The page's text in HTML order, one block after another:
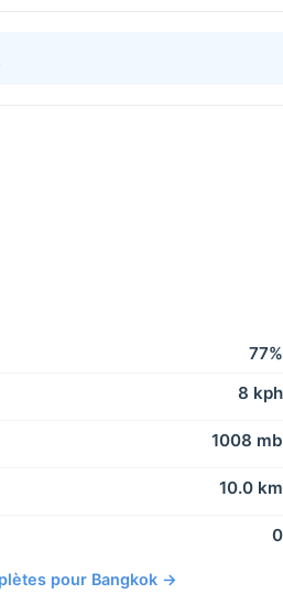
77%
8 kph
1008 mb
10.0 km
0
pour Bangkok →